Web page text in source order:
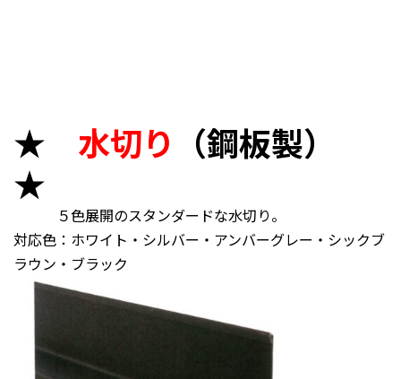
★ 水切り （鋼板製）
★
５色展開のスタンダードな水切り。
対応色：ホワイト・シルバー・アンバーグレー・シックブ
ラウン・ブラック